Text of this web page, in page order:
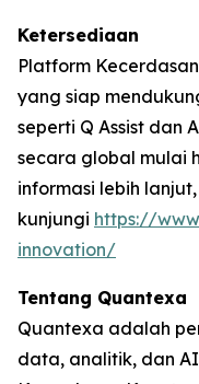
Ketersediaan
Platform
yang siap
seperti Q Assist dan
secara global mulai
informasi lebih lanjut,
kunjungi https://
innovation/
Tentang Quantexa
Quantexa adalah
data, analitik, dan